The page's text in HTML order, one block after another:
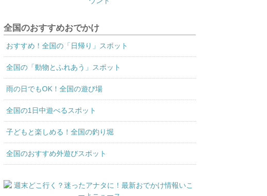
全国のおすすめおでかけ
おすすめ！全国の「日帰り」スポット
全国の「動物とふれあう」スポット
雨の日でもOK！全国の遊び場
全国の1日中遊べるスポット
子どもと楽しめる！全国の釣り堀
全国のおすすめ外遊びスポット